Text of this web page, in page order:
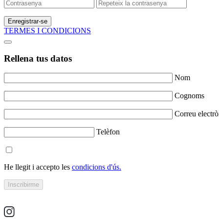
Enregistrar-se
TERMES I CONDICIONS
Rellena tus datos
Nom
Cognoms
Correu
Telèfon
He llegit i accepto les condicions d'ús.